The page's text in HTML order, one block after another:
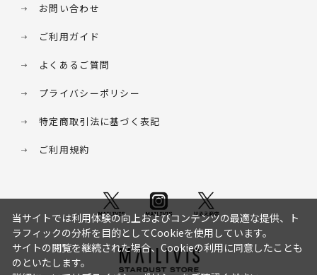
お問い合わせ
ご利用ガイド
よくあるご質問
プライバシーポリシー
特定商取引法に基づく表記
ご利用規約
当サイトでは利用体験の向上およびコンテンツの最適な提供、ト
ラフィックの分析を目的としてCookieを使用しています。
サイトの閲覧を継続された場合、Cookieの利用に同意したことも
のといたします。